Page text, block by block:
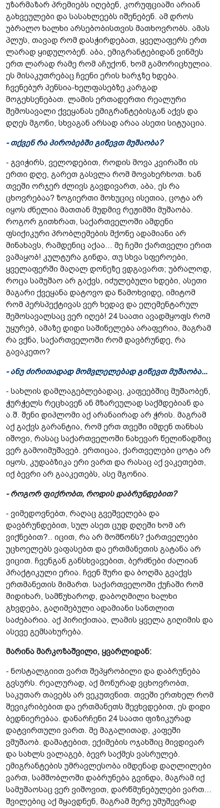
უზარმაზარ პრემიებს იღებენ, კორუფციაში არიან
გახვეულები და სასახლეებს იშენებენ. ამ დროს
უბრალო ხალხი არსებობისთვის მათხოვრობს. ამას
პლუს, თავად რომ დასჭირდებათ, ყველაფერს ერთ
ლარად ყიდულობენ. აბა, ემიგრანტებიდან ვინმეს
ერთ ლარად რამე რომ აჩუქონ, ხომ გამორიცხულია.
ეს მისაკუთრებაც ჩვენი ერის ხარჯზე ხდება.
ჩვენებურ პენსია-ხელფასებზე კარგად
მოგეხსენებათ. ლამის ერთადერთი რეალური
შემოსავალი ქვეყანას ემიგრანტებისგან აქვს და
დღეს მგონი, სხვაგან არსად არაა ასეთი სიტუაცია.
- თქვენ რა პირობებში გიწევთ მუშაობა?
- გვიჭირს, ველოდებით, როდის მოვა კვირაში ის
ერთი დღე, გარეთ გასვლა რომ მოვახერხოთ. ხან
თვეში ორჯერ ძლივს გავდივართ, აბა, ეს რა
ცხოვრებაა? ზოგიერთი მოხუციც ისეთია, ცოტა არ
იყოს ძნელია მათთან მუდმივ რეჟიმში მუშაობა.
როგორ გითხრათ, საქართველოში ამდენი
ფსიქიკური პრობლემების მქონე ადამიანი არ
მინახავს, რამდენიც აქაა... მე ჩემი ქართველი ერით
ვამაყობ! კულტურა გინდა, თუ სხვა სფეროები,
ყველაფერში მაღალ დონეზე ვდგავართ; უბრალოდ,
როცა სამუშაო არ გაქვს, იძულებული ხდები, ასეთი
მაგარი ქვეყანა დატოვო და წამოხვიდე, იმიტომ
რომ პერსპექტივას ვერ ხედავ და ელემენტარულ
შემოსავალსაც ვერ იღებ! 24 საათი ავადმყოფს რომ
უყურებ, ამაზე დიდი საშინელება არაფერია, მაგრამ
რა ვქნა, საქართველოში რომ დავბრუნდე, რა
გავაკეთო?
- ანუ ძირითადად მომვლელებად გიწევთ მუშაობა...
- სახლის დამლაგებლებადაც, კაფეებშიც მუშაობენ,
ჭურჭელს რეცხავენ ან მზარეულად საქმდებიან და
ა.შ. შენი დიპლომი აქ არანაირად არ ჭრის. მაგრამ
აქ გაქვს გარანტია, რომ ერთ თვეში იმდენ თანხას
იშოვი, რასაც საქართველოში ნახევარ წელიწადშიც
ვერ გამოიმუშავებ. ერთიცაა, ქართველები ცოტა არ
იყოს, კუდაბზიკა ერი ვართ და რასაც აქ ვაკეთებთ,
იქ ბევრი არ გააკეთებს, ასე მგონია.
- როგორ ფიქრობთ, როდის დაბრუნდებით?
- ვიმედოვნებთ, რაღაც გვეშველება და
დავბრუნდებით, სულ ასეთ ცუდ დღეში ხომ არ
ვიქნებით?.. იცით, რა არ მომწონს? ქართველები
უცხოელებს ვაფასებთ და ერთმანეთის გატანა არ
ვიცით. ჩვენგან განსხვავებით, ბერძნები ძალიან
პრაქტიკული ერია. ჩვენ შური და ბოღმა გვაქვს
ერთმანეთის მიმართ. საქართველოში ქუჩაში რომ
მიდიხარ, სამწუხაროდ, დაბოღმილი ხალხი
გხვდება, გაღიმებული ადამიანი სანთლით
საძებარია. აქ პირიქითაა, ლამის ყველა გიღიმის და
ასევე გემსახურება.
მარინა მარკოზაშვილი, ყვარლიდან:
- ნოსტალგიით ვართ შეპყრობილი და დაბრუნება
გვსურს. რეალურად, აქ მონურად ვცხოვრობთ,
საკუთარ თავებს არ ვეკუთვნით. თვეში ერთხელ რომ
შევიკრიბებით და ერთმანეთს შევხვდებით, ეს დიდი
ბედნიერებაა. დანარჩენი 24 საათი ფიზიკურად
დატვირთული ვართ. მე მაგალითად, კაფეში
ვმუშაობ. დამატებით, ექიმების ოჯახშიც მივდივარ
და სახლს ვალაგებ, ბევრ საქმეს ვასრულებ.
ემიგრანტების უმრავლესობა იმდენად დაღლილები
ვართ, სამშობლოში დაბრუნება გვინდა, მაგრამ იქ
სამუშაოსაც ვერ ვიშოვით, დარწმუნებულები ვართ...
შვილებიც აქ მყავდნენ, მაგრამ მერე უმუშევრად